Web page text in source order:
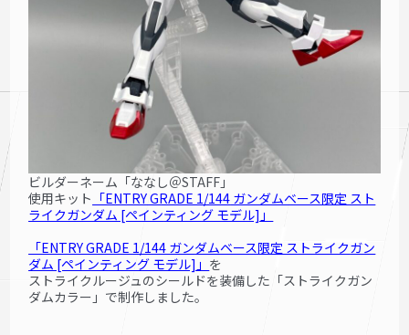
ビルダーネーム「ななし＠STAFF」
使用キット 「ENTRY GRADE 1/144 ガンダムベース限定 スト
ライクガンダム [ペインティング モデル] 」
「ENTRY GRADE 1/144 ガンダムベース限定 ストライクガン
ダム [ペインティング モデル]」 を
ストライクルージュのシールドを装備した「ストライクガン
ダムカラー」で制作しました。